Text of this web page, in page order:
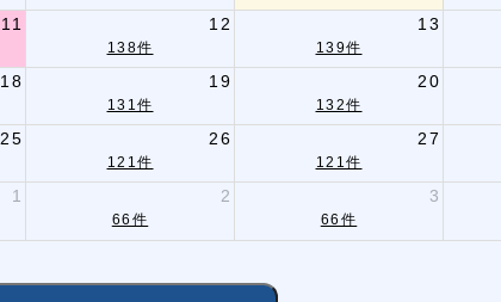
11 12 13
138件 139件
18 19 20
131件 132件
25 26 27
121件 121件
1 2 3
66件 66件